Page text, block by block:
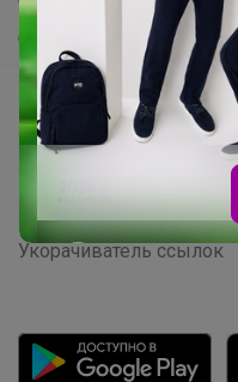
Самое быстрое
Начать зарабатывать с
Picabox.ru - Лучшее
Розыгрыш - Генератор
Пульс нашего
Укорачиватель ссылок
Леныра
Колготки и
фабрики